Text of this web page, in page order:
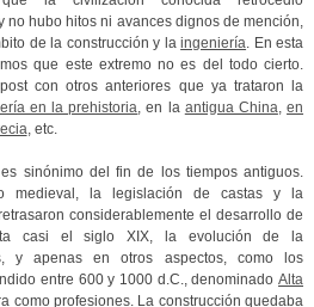
no hubo hitos ni avances dignos de mención,
de la construcción y laingeniería. En esta
que este extremo no es del todo cierto.
con otros anteriores que ya trataron la
en la prehistoria, en la antigua China,en
, etc.
es sinónimo del fin de los tiempos antiguos.
medieval, la legislación de castas y la
considerablemente el desarrollo de
casi el siglo XIX, la evolución de la
apenas en otros aspectos, como los
entre 600 y 1000 d.C., denominadoAlta
como profesiones. La construcción quedaba